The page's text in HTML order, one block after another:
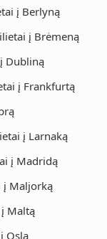
į Berlyną
į Brėmeną
Dubliną
į Frankfurtą
į Larnaką
į Madridą
į Maljorką
Maltą
Oslą